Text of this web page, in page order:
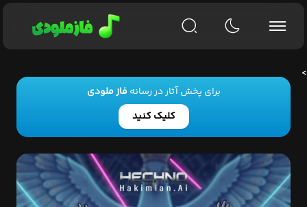
برای پخش آثار در رسانهفاز ملودی
کلیک کنید
>